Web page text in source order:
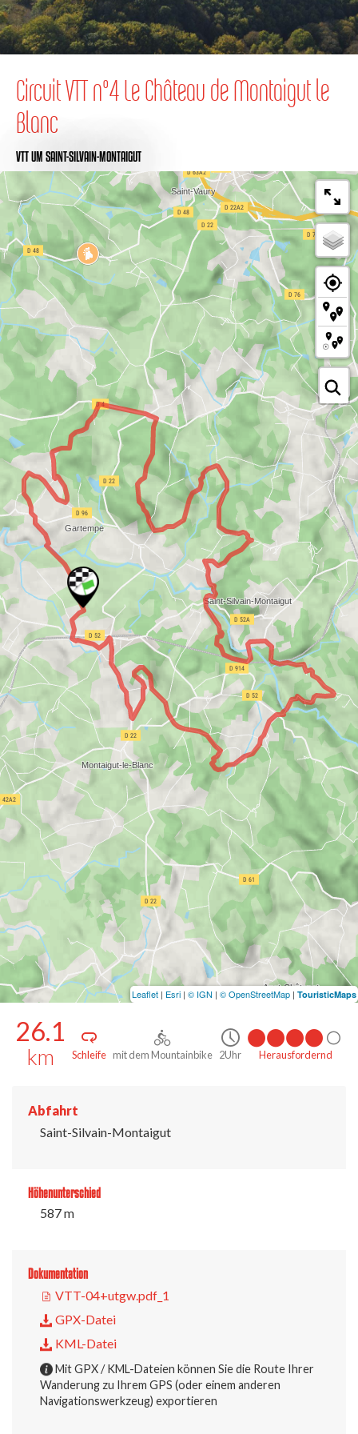
Circuit VTT n°4 Le Château de Montaigut le
Blanc
VTTUM SAINT-SILVAIN-MONTAIGUT
26.1
km Schleife mit dem Mountainbike 2Uhr Herausfordernd
Abfahrt
Saint-Silvain-Montaigut
Höhenunterschied
587 m
Dokumentation
VTT-04+utgw.pdf_1
GPX-Datei
KML-Datei
Mit GPX / KML-Dateien können Sie die Route Ihrer
Wanderung zu Ihrem GPS (oder einem anderen
Navigationswerkzeug) exportieren
Leaflet | Esri | © IGN | © OpenStreetMap | TouristicMaps